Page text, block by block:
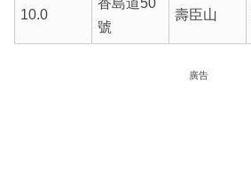
10.0
號
壽臣山
廣告